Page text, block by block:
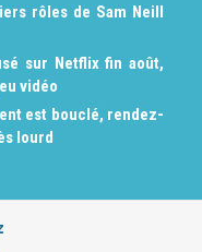
rôles de Sam Neill
sur Netflix fin août,
vidéo
est bouclé, rendez-
lourd